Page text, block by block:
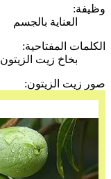
وظيفة:
العناية بالجسم
الكلمات المفتاحية:
بخاخ زيت الزيتون
صور زيت الزيتون: